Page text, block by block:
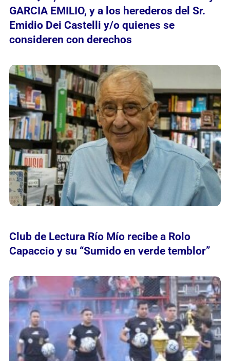
GARCIA EMILIO, y a los herederos del Sr.
Emidio Dei Castelli y/o quienes se
consideren con derechos
Club de Lectura Río Mío recibe a Rolo
Capaccio y su “Sumido en verde temblor”